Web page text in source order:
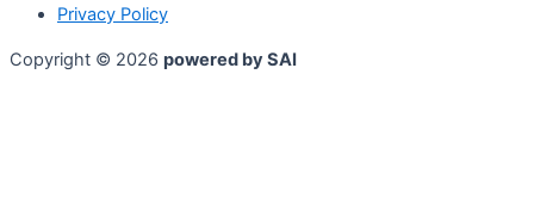
Privacy Policy
Copyright © 2026 powered by SAI